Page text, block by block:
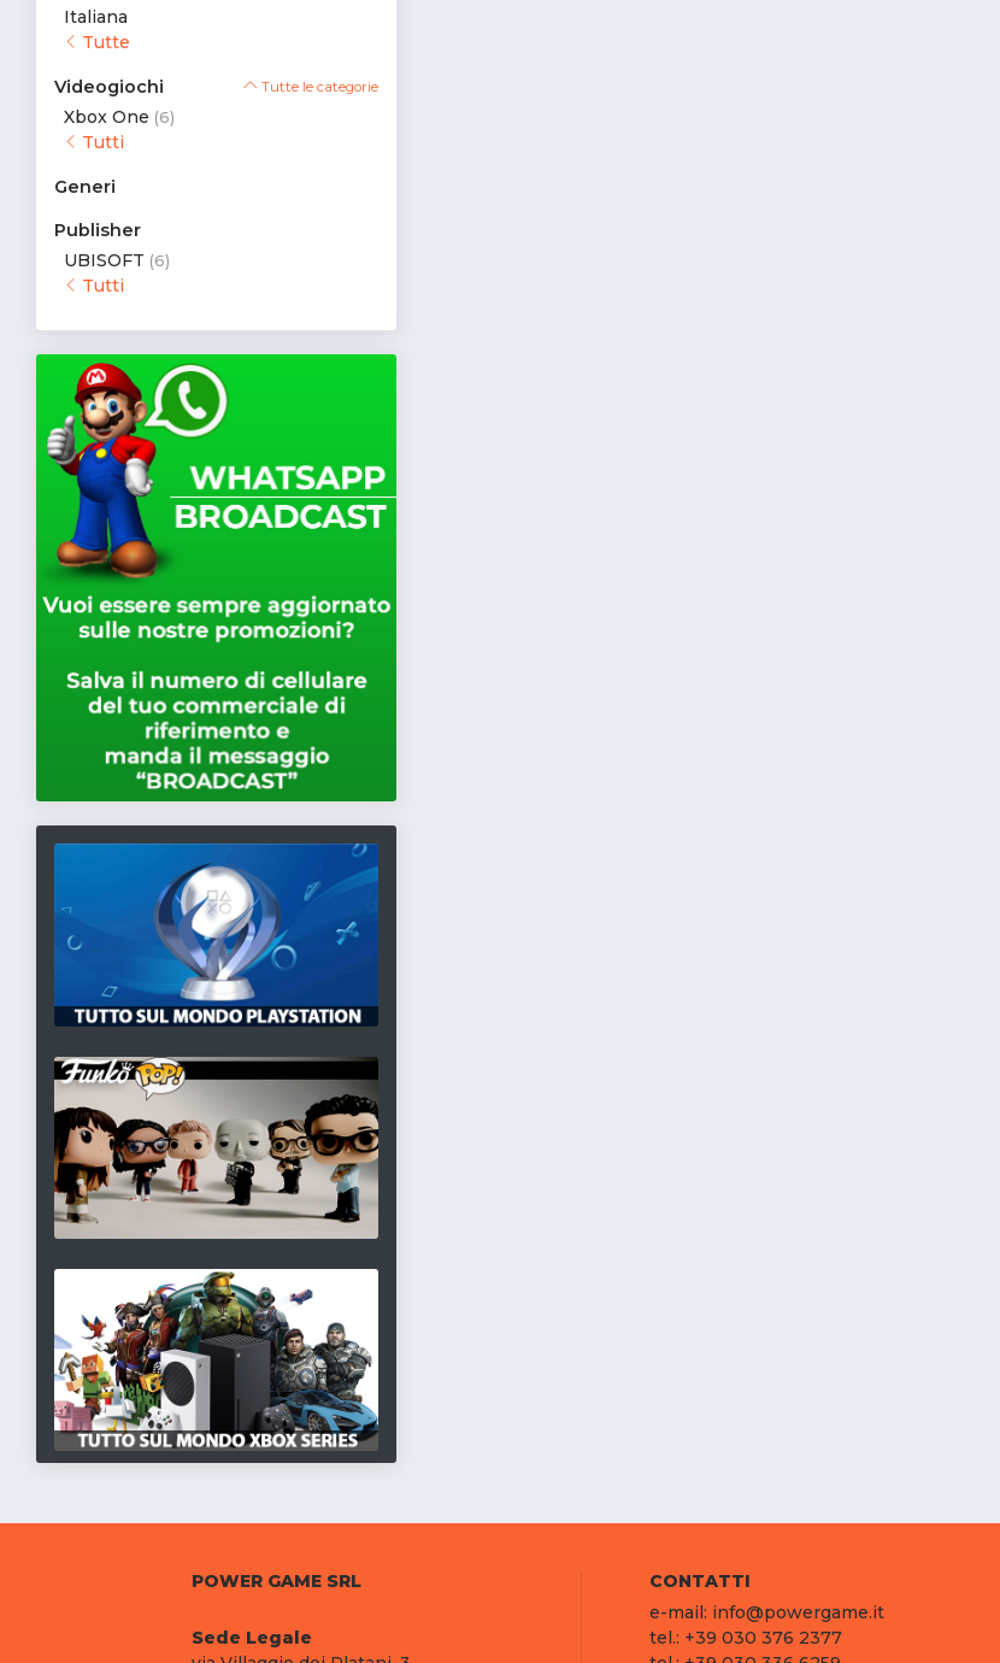
Italiana
Tutte
Videogiochi Tutte le categorie
Xbox One (6)
Tutti
Generi
Publisher
UBISOFT (6)
Tutti
POWER GAME SRL
Sede Legale
CONTATTI
e-mail: info@powergame.it
tel.: +39 030 376 2377